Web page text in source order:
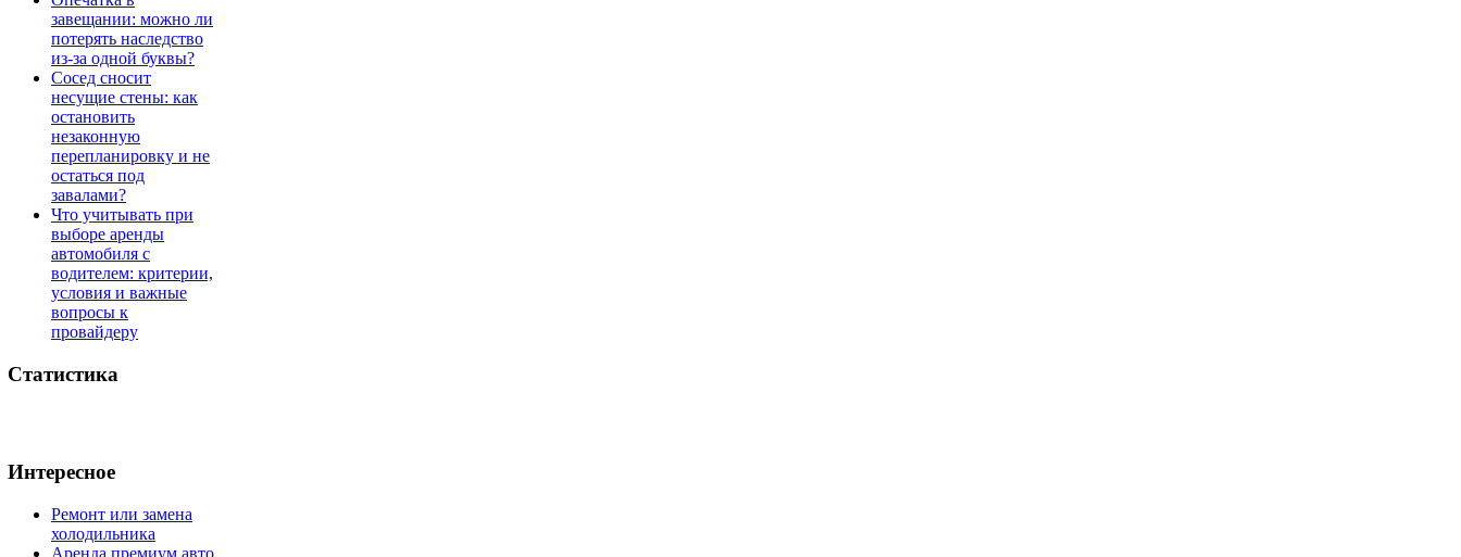
завещании: можно ли
потерять наследство
из-за одной буквы?
Сосед сносит
несущие стены: как
остановить
незаконную
перепланировку и не
остаться под
завалами?
Что учитывать при
выборе аренды
автомобиля с
водителем: критерии,
условия и важные
вопросы к
провайдеру
Статистика
Интересное
Ремонт или замена
холодильника